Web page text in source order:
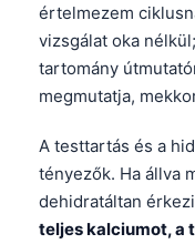
értelmezem
vizsgálat oka
tartomány
megmutatja,
A testtartás és a
tényezők. Ha állva
dehidratáltan
teljes kalciumot, a